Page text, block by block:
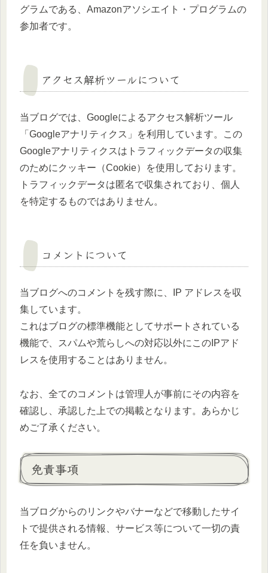
グラムである、Amazonアソシエイト・プログラムの
参加者です。
アクセス解析ツールについて
当ブログでは、Googleによるアクセス解析ツール
「Googleアナリティクス」を利用しています。この
Googleアナリティクスはトラフィックデータの収集
のためにクッキー（Cookie）を使用しております。
トラフィックデータは匿名で収集されており、個人
を特定するものではありません。
コメントについて
当ブログへのコメントを残す際に、IP アドレスを収
集しています。
これはブログの標準機能としてサポートされている
機能で、スパムや荒らしへの対応以外にこのIPアド
レスを使用することはありません。
なお、全てのコメントは管理人が事前にその内容を
確認し、承認した上での掲載となります。あらかじ
めご了承ください。
免責事項
当ブログからのリンクやバナーなどで移動したサイ
トで提供される情報、サービス等について一切の責
任を負いません。